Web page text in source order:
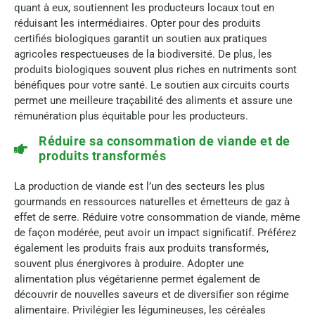
quant à eux, soutiennent les producteurs locaux tout en
réduisant les intermédiaires. Opter pour des produits
certifiés biologiques garantit un soutien aux pratiques
agricoles respectueuses de la biodiversité. De plus, les
produits biologiques souvent plus riches en nutriments sont
bénéfiques pour votre santé. Le soutien aux circuits courts
permet une meilleure traçabilité des aliments et assure une
rémunération plus équitable pour les producteurs.
Réduire sa consommation de viande et de
produits transformés
La production de viande est l’un des secteurs les plus
gourmands en ressources naturelles et émetteurs de gaz à
effet de serre. Réduire votre consommation de viande, même
de façon modérée, peut avoir un impact significatif. Préférez
également les produits frais aux produits transformés,
souvent plus énergivores à produire. Adopter une
alimentation plus végétarienne permet également de
découvrir de nouvelles saveurs et de diversifier son régime
alimentaire. Privilégier les légumineuses, les céréales